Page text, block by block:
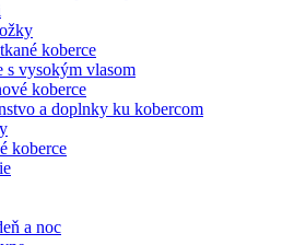
koberce
s vysokým vlasom
koberce
a doplnky ku kobercom
koberce
a noc